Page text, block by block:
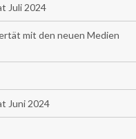
Juli 2024
mit den neuen Medien
Juni 2024